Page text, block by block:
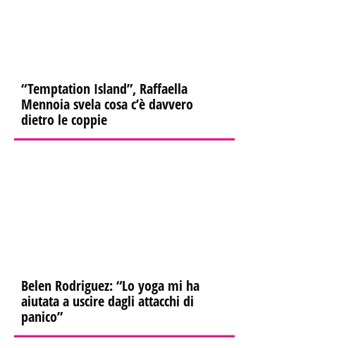
“Temptation Island”, Raffaella
Mennoia svela cosa c’è davvero
dietro le coppie
Belen Rodriguez: “Lo yoga mi ha
aiutata a uscire dagli attacchi di
panico”